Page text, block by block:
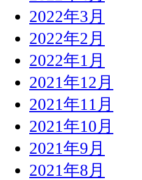
2022年3月
2022年2月
2022年1月
2021年12月
2021年11月
2021年10月
2021年9月
2021年8月